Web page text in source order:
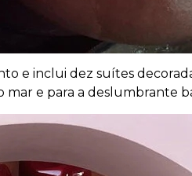
e inclui dez suítes
e para a deslumbrante